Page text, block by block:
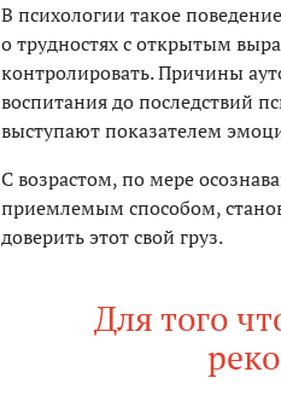
В психологии такое
о трудностях с открытым
контролировать. Причины
воспитания до последствий
выступают показателем
С возрастом, по мере
приемлемым способом,
доверить этот свой груз.
Для того